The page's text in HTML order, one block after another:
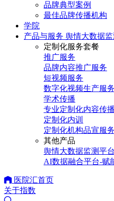
品牌典型案例
最佳品牌传播机构
学院
产品与服务 舆情大数据
定制化服务套餐
推广服务
品牌内容推广服务
短视频服务
数字化视频生产服务
学术传播
专业定制化内容传播
定制化内训
定制化机构品宣服务
其他产品
舆情大数据监测平台
AI数据融合平台-赋
医院汇首页
关于指数